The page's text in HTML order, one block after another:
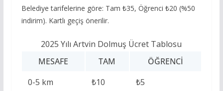
Belediye tarifelerine göre: Tam ₺35, Öğrenci ₺20 (%50
indirim). Kartlı geçiş önerilir.
2025 Yılı Artvin Dolmuş Ücret Tablosu
MESAFE
TAM
ÖĞRENCI
0-5 km
₺10
₺5